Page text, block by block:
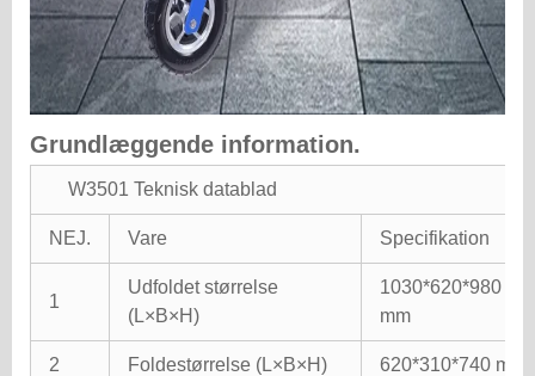
Grundlæggende information.
W3501 Teknisk datablad
NEJ. Vare Specifikation
1
Udfoldet størrelse
(L×B×H)
1030*620*980
mm
2 Foldestørrelse (L×B×H) 620*310*740 mm